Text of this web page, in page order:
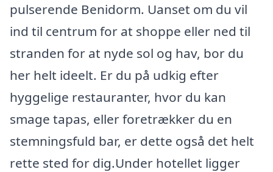
pulserende Benidorm. Uanset om du vil
ind til centrum for at shoppe eller ned til
stranden for at nyde sol og hav, bor du
her helt ideelt. Er du på udkig efter
hyggelige restauranter, hvor du kan
smage tapas, eller foretrækker du en
stemningsfuld bar, er dette også det helt
rette sted for dig.Under hotellet ligger